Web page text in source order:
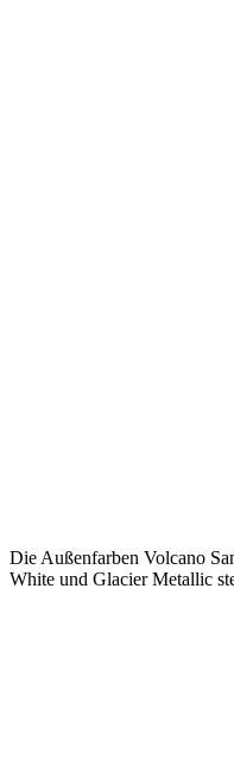
Die Außenfarben Volcano
White und Glacier Metallic